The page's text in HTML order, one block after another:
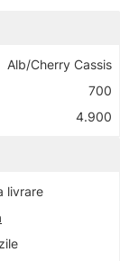
Alb/Cherry Cassis
700
4.900
livrare